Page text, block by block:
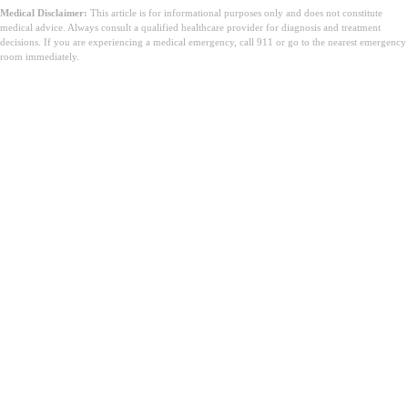
Medical Disclaimer: This article is for informational purposes only and does not constitute
medical advice. Always consult a qualified healthcare provider for diagnosis and treatment
decisions. If you are experiencing a medical emergency, call 911 or go to the nearest emergency
room immediately.